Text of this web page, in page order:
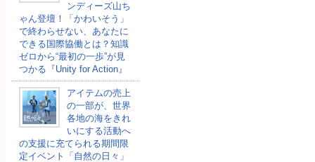
ンディーズ山ち
ゃん登壇！「かわいそう」
で終わらせない、あなたに
できる国際協働とは？知識
ゼロから“最初の一歩”が見
つかる『Unity for Action』
アイテムの売上
の一部が、世界
各地の海をきれ
いにする活動へ
の支援に充てられる期間限
定イベント「自然の日々」